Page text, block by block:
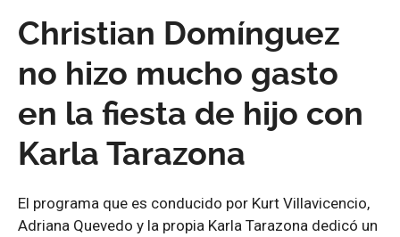
Christian Domínguez
no hizo mucho gasto
en la fiesta de hijo con
Karla Tarazona
El programa que es conducido por Kurt Villavicencio,
Adriana Quevedo y la propia Karla Tarazona dedicó un